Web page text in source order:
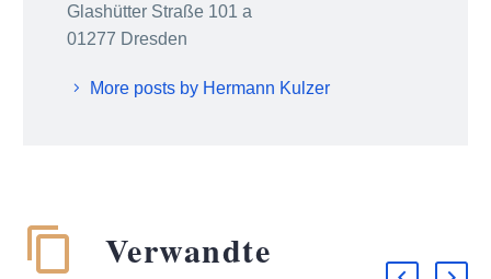
Glashütter Straße 101 a
01277 Dresden
More posts by Hermann Kulzer
Verwandte